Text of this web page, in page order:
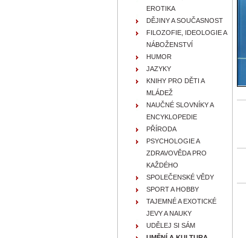
EROTIKA
DĚJINY A SOUČASNOST
FILOZOFIE, IDEOLOGIE A
NÁBOŽENSTVÍ
HUMOR
JAZYKY
KNIHY PRO DĚTI A
MLÁDEŽ
NAUČNÉ SLOVNÍKY A
ENCYKLOPEDIE
PŘÍRODA
PSYCHOLOGIE A
ZDRAVOVĚDA PRO
KAŽDÉHO
SPOLEČENSKÉ VĚDY
SPORT A HOBBY
TAJEMNÉ A EXOTICKÉ
JEVY A NAUKY
UDĚLEJ SI SÁM